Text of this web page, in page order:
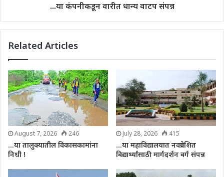
...या कंपनीकडून वारीत धान्य वाटप संपन्न
Related Articles
August 7, 2026 246
…या तालुक्यातील विकासकामांना
निधी !
July 28, 2026 415
…या महाविद्यालयात नवप्रवेशित
विद्यार्थ्यांसाठी मार्गदर्शन वर्ग संपन्न